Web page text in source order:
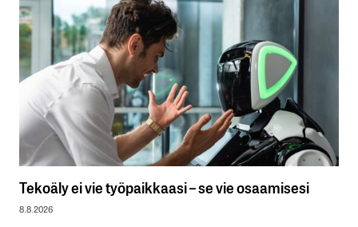
Tekoäly ei vie työpaikkaasi – se vie osaamisesi
8.8.2026